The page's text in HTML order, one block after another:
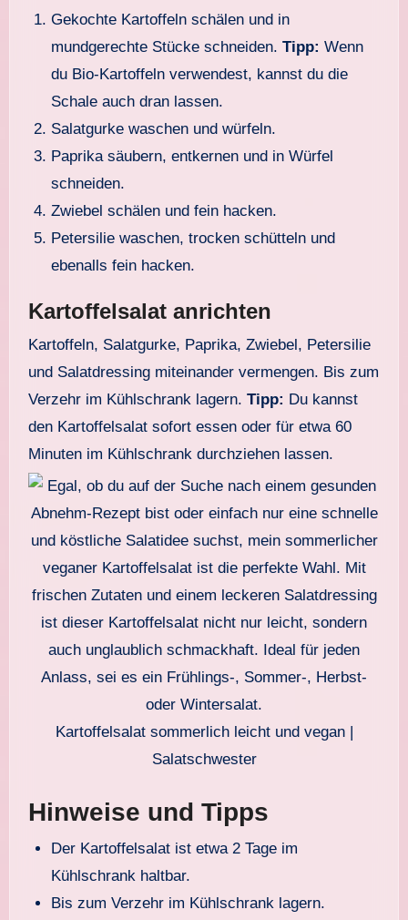
Gekochte Kartoffeln schälen und in
mundgerechte Stücke schneiden.Tipp:Wenn
du Bio-Kartoffeln verwendest, kannst du die
Schale auch dran lassen.
Salatgurke waschen und würfeln.
Paprika säubern, entkernen und in Würfel
schneiden.
Zwiebel schälen und fein hacken.
Petersilie waschen, trocken schütteln und
ebenalls fein hacken.
Kartoffelsalat anrichten
Kartoffeln, Salatgurke, Paprika, Zwiebel, Petersilie
und Salatdressing miteinander vermengen. Bis zum
Verzehr im Kühlschrank lagern. Tipp: Du kannst
den Kartoffelsalat sofort essen oder für etwa 60
Minuten im Kühlschrank durchziehen lassen.
Kartoffelsalat sommerlich leicht und vegan |
Salatschwester
Hinweise und Tipps
Der Kartoffelsalat ist etwa 2 Tage im
Kühlschrank haltbar.
Bis zum Verzehr im Kühlschrank lagern.